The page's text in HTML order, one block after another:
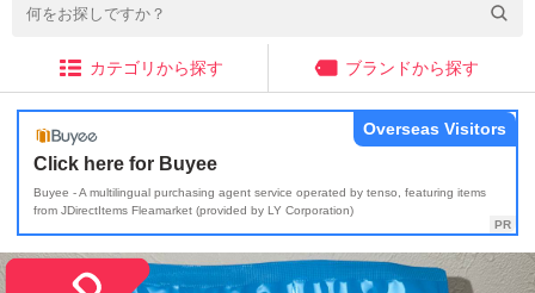
カテゴリから探す ブランドから探す
Click here for Buyee
Buyee - A multilingual purchasing agent service operated by tenso, featuring items
from JDirectItems Fleamarket (provided by LY Corporation)
Overseas Visitors